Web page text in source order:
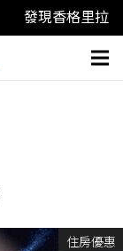
發現香格里拉
住房優惠